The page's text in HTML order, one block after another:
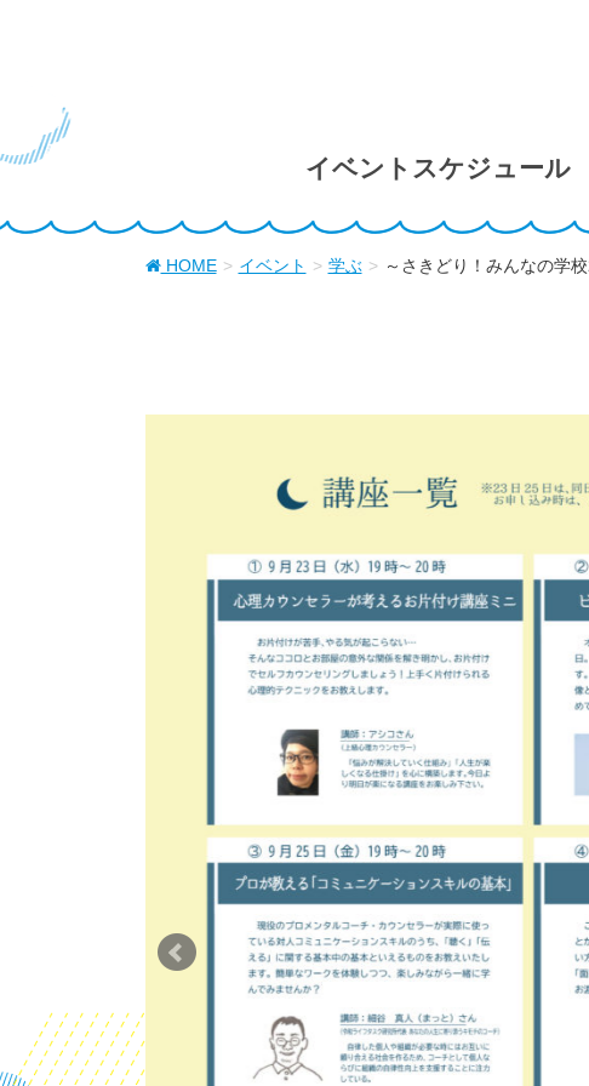
イベントスケジュール
HOME イベント 学ぶ ～さきどり！みんなの学